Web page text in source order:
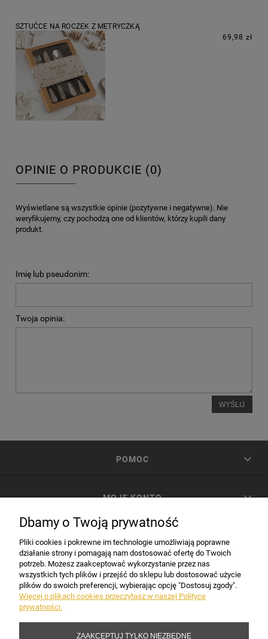
SZTUĆCE NA ROCZEK Z METRYCZKĄ
69,98 zł
OPINIE O PRODUKCIE (0)
Wyświetlane są wszystkie opinie (pozytywne i negatywne). Nie
weryfikujemy, czy pochodzą one od klientów, którzy kupili dany
produkt.
Imię lub pseudonim:
Twoja opinia:
WYŚLIJ
POMOC
MOJE KONTO
INFORMACJE
Dbamy o Twoją prywatność
Pliki cookies i pokrewne im technologie umożliwiają poprawne
działanie strony i pomagają nam dostosować ofertę do Twoich
potrzeb. Możesz zaakceptować wykorzystanie przez nas
wszystkich tych plików i przejść do sklepu lub dostosować użycie
plików do swoich preferencji, wybierając opcję "Dostosuj zgody".
Więcej o plikach cookies przeczytasz w naszej Polityce
prywatności.
ZAAKCEPTUJ TYLKO NIEZBĘDNE